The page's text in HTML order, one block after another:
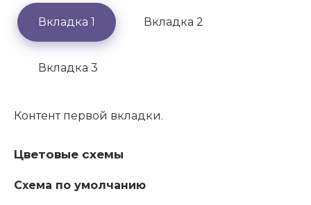
Вкладка 1 Вкладка 2
Вкладка 3
Контент первой вкладки.
Цветовые схемы
Схема по умолчанию